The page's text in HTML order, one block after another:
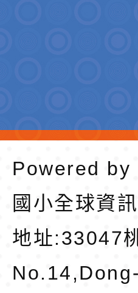
Powered by
國小全球資
地址:33047